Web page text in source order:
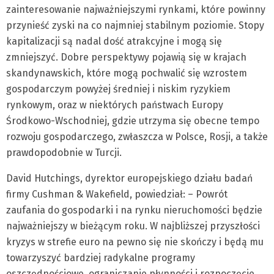
zainteresowanie najważniejszymi rynkami, które powinny
przynieść zyski na co najmniej stabilnym poziomie. Stopy
kapitalizacji są nadal dość atrakcyjne i mogą się
zmniejszyć. Dobre perspektywy pojawią się w krajach
skandynawskich, które mogą pochwalić się wzrostem
gospodarczym powyżej średniej i niskim ryzykiem
rynkowym, oraz w niektórych państwach Europy
Środkowo-Wschodniej, gdzie utrzyma się obecne tempo
rozwoju gospodarczego, zwłaszcza w Polsce, Rosji, a także
prawdopodobnie w Turcji.
David Hutchings, dyrektor europejskiego działu badań
firmy Cushman & Wakefield, powiedział: – Powrót
zaufania do gospodarki i na rynku nieruchomości będzie
najważniejszy w bieżącym roku. W najbliższej przyszłości
kryzys w strefie euro na pewno się nie skończy i będą mu
towarzyszyć bardziej radykalne programy